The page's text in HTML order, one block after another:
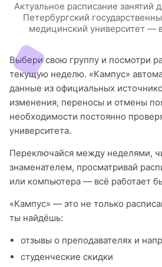
Актуальное расписание занятий
Петербургский
медицинский университет —
Выбери свою группу и посмотри
текущую неделю. «Кампус»
данные из официальных
изменения, переносы и отмены
необходимости постоянно
университета.
Переключайся между неделями,
знаменателем, просматривай
или компьютера — всё работает
«Кампус» — это не только
ты найдёшь:
отзывы о преподавателях и
студенческие скидки